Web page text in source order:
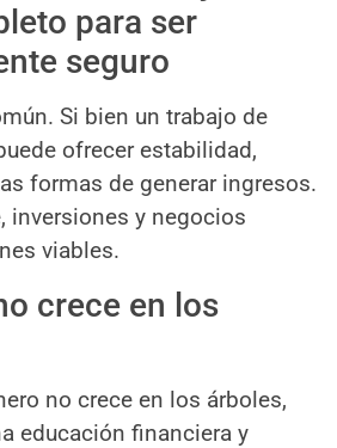
para ser
seguro
Si bien un trabajo de
ofrecer estabilidad,
formas de generar ingresos.
inversiones y negocios
viables.
crece en los
no crece en los árboles,
educación financiera y